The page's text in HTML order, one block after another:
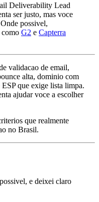
Deliverability Lead
ser justo, mas voce
possivel,
como G2 e Capterra
validacao de email,
alta, dominio com
que exige lista limpa.
ajudar voce a escolher
que realmente
no Brasil.
e deixei claro